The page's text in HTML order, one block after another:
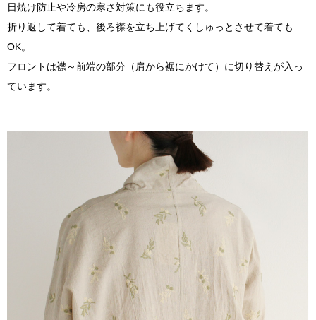
日焼け防止や冷房の寒さ対策にも役立ちます。
折り返して着ても、後ろ襟を立ち上げてくしゅっとさせて着ても
OK。
フロントは襟～前端の部分（肩から裾にかけて）に切り替えが入っ
ています。